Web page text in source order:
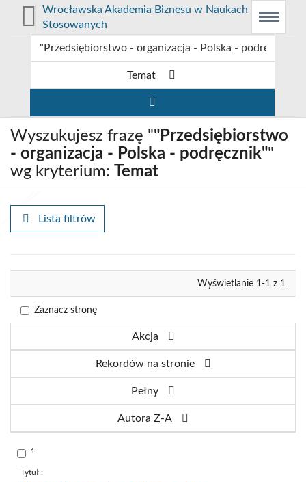
Prolib
Integro
-
główna
Wrocławska Akademia Biznesu w Naukach
Stosowanych
Menu
Temat
Wyszukujesz frazę ""Przedsiębiorstwo
- organizacja - Polska - podręcznik""
wg kryterium: Temat
Lista filtrów
Wyświetlanie 1-1 z 1
Zaznacz stronę
Akcja
Rekordów na stronie
Pełny
Autora Z-A
Skocz
nr
1
1.
Tytuł :